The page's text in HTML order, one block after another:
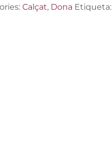
Calçat, Dona Etiqueta: